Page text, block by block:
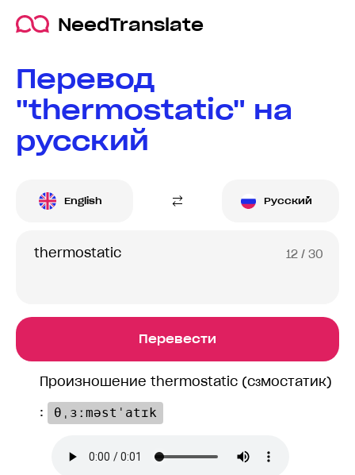
NeedTranslate
Перевод
"thermostatic" на
русский
English Русский
12 / 30
Перевести
Произношение thermostatic (сɜмостатик)
:
θˌɜːməstˈatɪk